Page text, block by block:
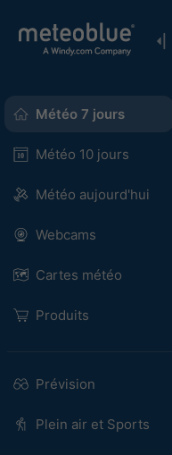
Météo 7 jours
Météo 10 jours
Météo aujourd'hui
Webcams
Cartes météo
Produits
Prévision
Plein air et Sports